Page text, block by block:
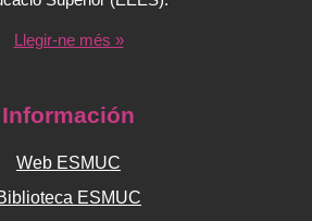
Llegir-ne més »
Información
Web ESMUC
ESMUC